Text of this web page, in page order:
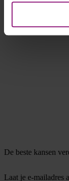
De beste kansen
Laat je e-mailadres